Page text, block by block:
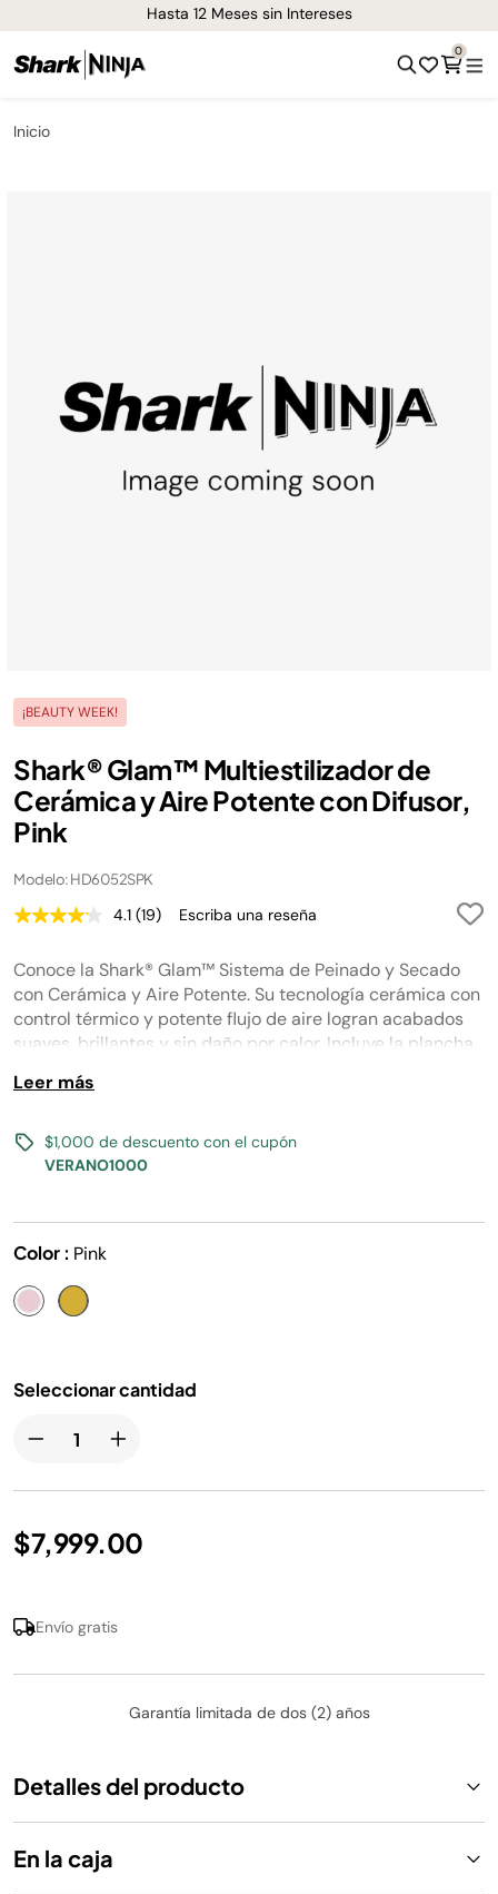
¡Envíos GRATIS de 1-3 días en todo el país!
0
Inicio
¡BEAUTY WEEK!
Shark® Glam™ Multiestilizador de
Cerámica y Aire Potente con Difusor,
Pink
Modelo: HD6052SPK
4.1 Lea
reseñas.
Enlace
en
la
misma
página.
(19) Escriba una reseña
Conoce la Shark® Glam™ Sistema de Peinado y Secado
con Cerámica y Aire Potente. Su tecnología cerámica con
control térmico y potente flujo de aire logran acabados
suaves, brillantes y sin daño por calor. Incluye la plancha
cabello rizado y ondulado.
Leer más
$1,000 de descuento con el cupón
VERANO1000
Color : Pink
Seleccionar cantidad
$7,999.00
Envío gratis
Garantía limitada de dos (2) años
Detalles del producto
En la caja